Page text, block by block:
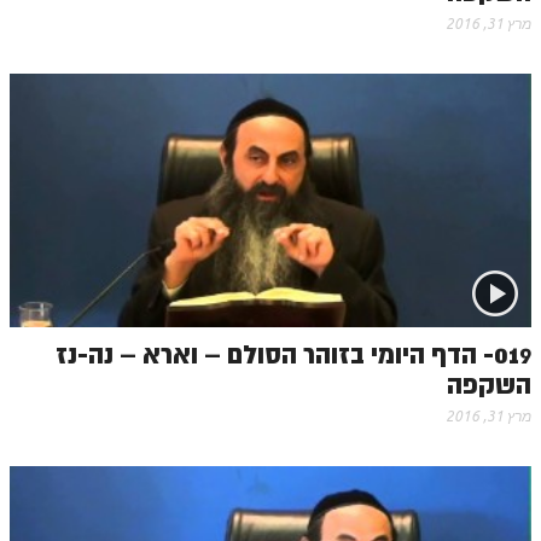
זוהר אחרי מות למתקדמים
הזוהר הקדוש – קדושים למתחילים
ספר הזוהר אמור מתקדמים
הזוהר הקדוש פרשת בהר למתחילים
הזוהר הקדוש פרשת בהר – מתקדמים
זוהר הקדוש בחוקותי למתקדמים
זוהר במדבר מתקדמים
מרץ 31, 2016
019- הדף היומי בזוהר הסולם – וארא – נה-נז
השקפה
מרץ 31, 2016